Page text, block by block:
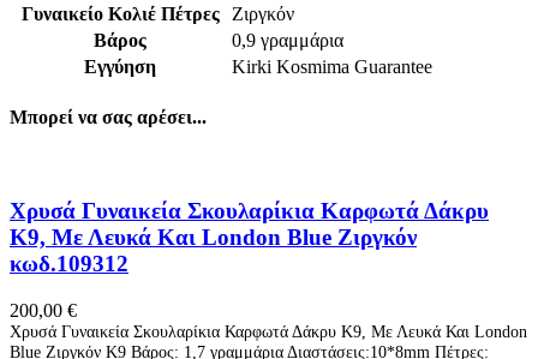
Γυναικείο Κολιέ Πέτρες
Ζιργκόν
Βάρος
0,9 γραμμάρια
Εγγύηση
Kirki Kosmima Guarantee
Μπορεί να σας αρέσει...
Χρυσά Γυναικεία Σκουλαρίκια Καρφωτά Δάκρυ
Κ9, Με Λευκά Και London Blue Ζιργκόν
κωδ.109312
200,00 €
Χρυσά Γυναικεία Σκουλαρίκια Καρφωτά Δάκρυ Κ9, Με Λευκά Και London
Blue Ζιργκόν K9 Βάρος: 1,7 γραμμάρια Διαστάσεις:10*8mm Πέτρες: